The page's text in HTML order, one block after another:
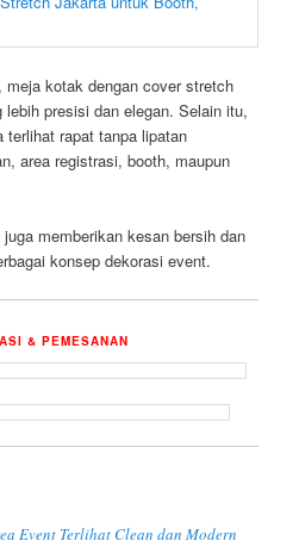
meja kotak dengan cover stretch
presisi dan elegan. Selain itu,
rapat tanpa lipatan
area registrasi, booth, maupun
memberikan kesan bersih dan
konsep dekorasi event.
& PEMESANAN
Event Terlihat Clean dan Modern